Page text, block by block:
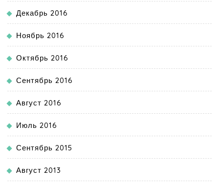
Декабрь 2016
Ноябрь 2016
Октябрь 2016
Сентябрь 2016
Август 2016
Июль 2016
Сентябрь 2015
Август 2013